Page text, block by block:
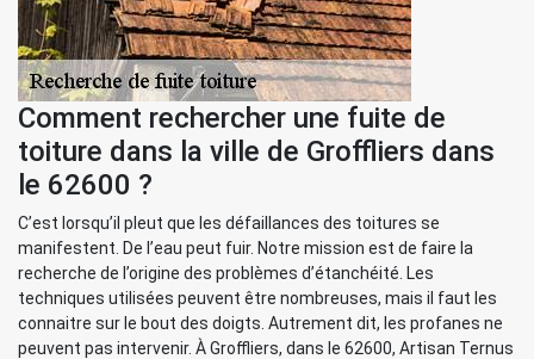
Comment rechercher une fuite de
toiture dans la ville de Groffliers dans
le 62600 ?
C’est lorsqu’il pleut que les défaillances des toitures se
manifestent. De l’eau peut fuir. Notre mission est de faire la
recherche de l’origine des problèmes d’étanchéité. Les
techniques utilisées peuvent être nombreuses, mais il faut les
connaitre sur le bout des doigts. Autrement dit, les profanes ne
peuvent pas intervenir. À Groffliers, dans le 62600, Artisan Ternus